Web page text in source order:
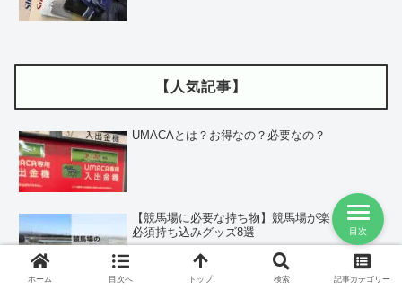
【人気記事】
UMACAとは？お得なの？必要なの？
【競馬場に必要な持ち物】競馬場が楽しくなる
必須持ち込みグッズ8選
ホーム 目次へ トップ 検索 記事カテゴリー
目次